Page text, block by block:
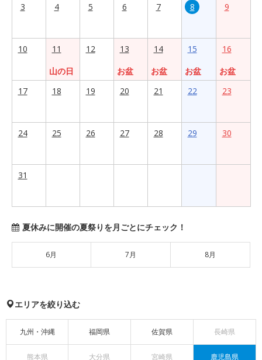
3 4 5 6 7 8 9
10
11
山の日
12
13
お盆
14
お盆
15
お盆
16
お盆
17
18 19 20 21 22 23
24 25 26 27 28 29 30
31
夏休みに開催の夏祭りを月ごとにチェック！
6月 7月 8月
エリアを絞り込む
九州・沖縄 福岡県 佐賀県 長崎県
熊本県 大分県 宮崎県 鹿児島県